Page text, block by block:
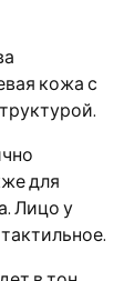
кожа с
для
Лицо у